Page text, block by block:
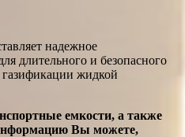
надежное
длительного и безопасного
жидкой
емкости, а также
Вы можете,